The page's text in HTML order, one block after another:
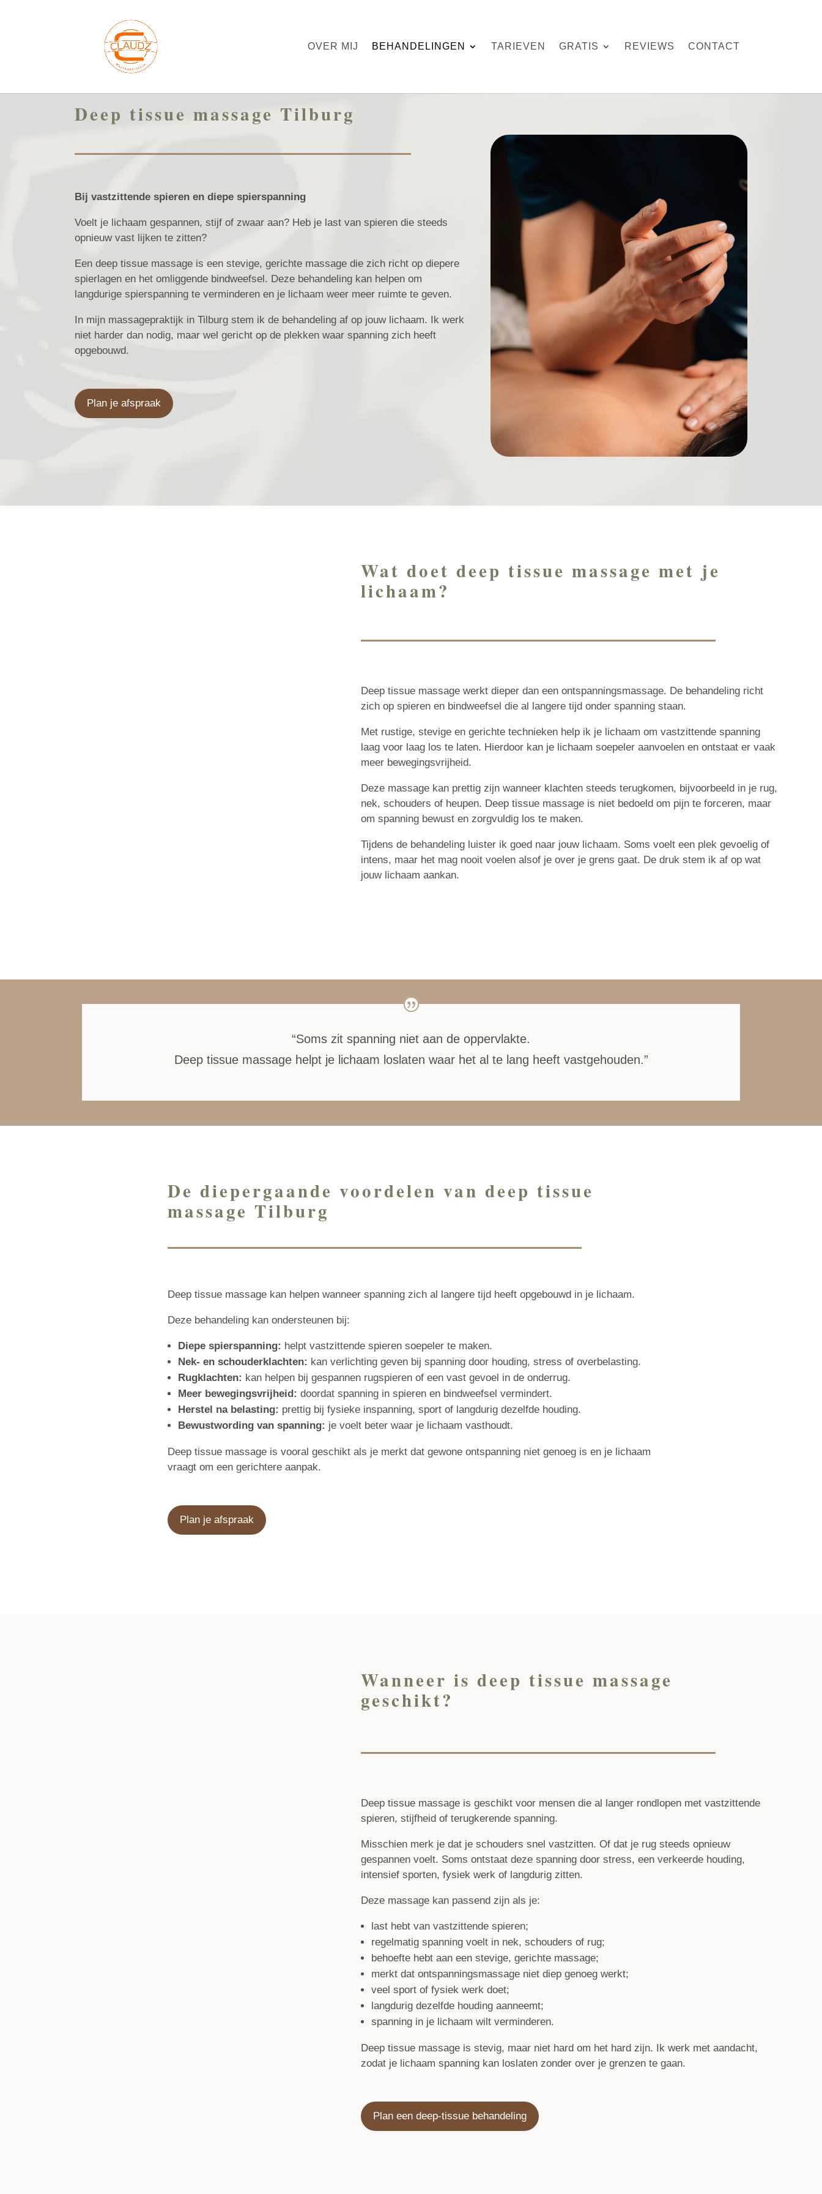
OVER MIJ BEHANDELINGEN TARIEVEN GRATIS REVIEWS CONTACT
Deep tissue massage Tilburg
Bij vastzittende spieren en diepe spierspanning
Voelt je lichaam gespannen, stijf of zwaar aan? Heb je last van spieren die steeds
opnieuw vast lijken te zitten?
Een deep tissue massage is een stevige, gerichte massage die zich richt op diepere
spierlagen en het omliggende bindweefsel. Deze behandeling kan helpen om
langdurige spierspanning te verminderen en je lichaam weer meer ruimte te geven.
In mijn massagepraktijk in Tilburg stem ik de behandeling af op jouw lichaam. Ik werk
niet harder dan nodig, maar wel gericht op de plekken waar spanning zich heeft
opgebouwd.
Plan je afspraak
Wat doet deep tissue massage met je
lichaam?
Deep tissue massage werkt dieper dan een ontspanningsmassage. De behandeling richt
zich op spieren en bindweefsel die al langere tijd onder spanning staan.
Met rustige, stevige en gerichte technieken help ik je lichaam om vastzittende spanning
laag voor laag los te laten. Hierdoor kan je lichaam soepeler aanvoelen en ontstaat er vaak
meer bewegingsvrijheid.
Deze massage kan prettig zijn wanneer klachten steeds terugkomen, bijvoorbeeld in je rug,
nek, schouders of heupen. Deep tissue massage is niet bedoeld om pijn te forceren, maar
om spanning bewust en zorgvuldig los te maken.
Tijdens de behandeling luister ik goed naar jouw lichaam. Soms voelt een plek gevoelig of
intens, maar het mag nooit voelen alsof je over je grens gaat. De druk stem ik af op wat
jouw lichaam aankan.
“Soms zit spanning niet aan de oppervlakte.
Deep tissue massage helpt je lichaam loslaten waar het al te lang heeft vastgehouden.”
De diepergaande voordelen van deep tissue
massage Tilburg
Deep tissue massage kan helpen wanneer spanning zich al langere tijd heeft opgebouwd in je lichaam.
Deze behandeling kan ondersteunen bij:
Diepe spierspanning: helpt vastzittende spieren soepeler te maken.
Nek- en schouderklachten: kan verlichting geven bij spanning door houding, stress of overbelasting.
Rugklachten: kan helpen bij gespannen rugspieren of een vast gevoel in de onderrug.
Meer bewegingsvrijheid: doordat spanning in spieren en bindweefsel vermindert.
Herstel na belasting: prettig bij fysieke inspanning, sport of langdurig dezelfde houding.
Bewustwording van spanning: je voelt beter waar je lichaam vasthoudt.
Deep tissue massage is vooral geschikt als je merkt dat gewone ontspanning niet genoeg is en je lichaam
vraagt om een gerichtere aanpak.
Plan je afspraak
Wanneer is deep tissue massage
geschikt?
Deep tissue massage is geschikt voor mensen die al langer rondlopen met vastzittende
spieren, stijfheid of terugkerende spanning.
Misschien merk je dat je schouders snel vastzitten. Of dat je rug steeds opnieuw
gespannen voelt. Soms ontstaat deze spanning door stress, een verkeerde houding,
intensief sporten, fysiek werk of langdurig zitten.
Deze massage kan passend zijn als je:
last hebt van vastzittende spieren;
regelmatig spanning voelt in nek, schouders of rug;
behoefte hebt aan een stevige, gerichte massage;
merkt dat ontspanningsmassage niet diep genoeg werkt;
veel sport of fysiek werk doet;
langdurig dezelfde houding aanneemt;
spanning in je lichaam wilt verminderen.
Deep tissue massage is stevig, maar niet hard om het hard zijn. Ik werk met aandacht,
zodat je lichaam spanning kan loslaten zonder over je grenzen te gaan.
Plan een deep-tissue behandeling